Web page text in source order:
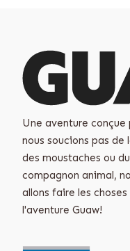
Une aventure conçue
nous soucions pas de
des moustaches ou
compagnon animal,
allons faire les
l'aventure Guaw!